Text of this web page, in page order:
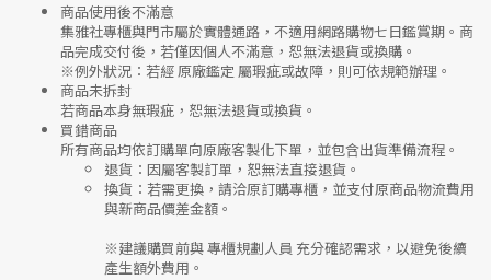
商品使用後不滿意
集雅社專櫃與門市屬於實體通路，不適用網路購物七日鑑賞期 。商
品完成交付後，若僅因個人不滿意，恕無法退貨或換購。
※例外狀況：若經 原廠鑑定 屬瑕疵或故障，則可依規範辦理。
商品未拆封
若商品本身無瑕疵，恕無法退貨或換貨。
買錯商品
所有商品均依訂購單向原廠客製化下單 ，並包含出貨準備流程。
退貨 ：因屬客製訂單，恕無法直接退貨。
換貨 ：若需更換，請洽原訂購專櫃，並支付原商品物流費用
與新商品價差金額 。
※建議購買前與專櫃規劃人員 充分確認需求，以避免後續
產生額外費用。